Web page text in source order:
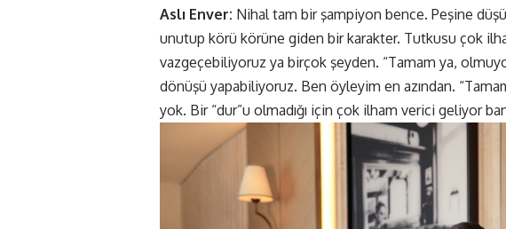
Aslı Enver: Nihal tam bir şampiyon bence. Peşine
unutup körü körüne giden bir karakter. Tutkusu çok
vazgeçebiliyoruz ya birçok şeyden. “Tamam ya,
dönüşü yapabiliyoruz. Ben öyleyim en azından.
yok. Bir “dur”u olmadığı için çok ilham verici geliyor